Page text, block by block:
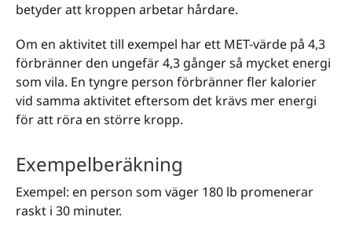
betyder att kroppen arbetar hårdare.
Om en aktivitet till exempel har ett MET-värde på 4,3
förbränner den ungefär 4,3 gånger så mycket energi
som vila. En tyngre person förbränner fler kalorier
vid samma aktivitet eftersom det krävs mer energi
för att röra en större kropp.
Exempelberäkning
Exempel: en person som väger 180 lb promenerar
raskt i 30 minuter.